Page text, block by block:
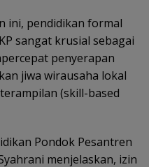
ini, pendidikan formal
sangat krusial sebagai
penyerapan
jiwa wirausaha lokal
(skill-based
Pondok Pesantren
menjelaskan, izin